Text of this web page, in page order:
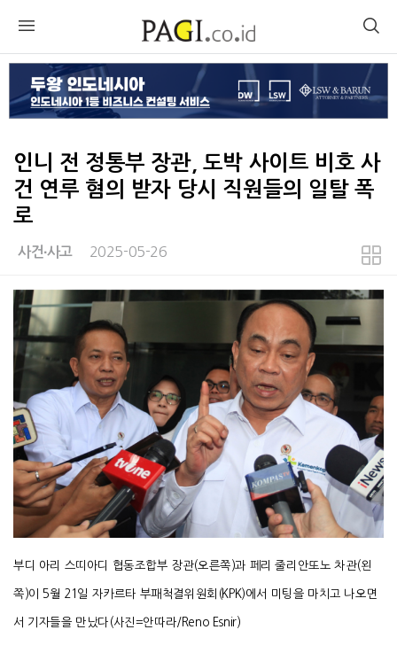
인니 전 정통부 장관, 도박 사이트 비호 사
건 연루 혐의 받자 당시 직원들의 일탈 폭
로
사건∙사고 2025-05-26
본문
부디 아리 스띠아디 협동조합부 장관(오른쪽)과 페리 줄리안또노 차관(왼
쪽)이 5월 21일 자카르타 부패척결위원회(KPK)에서 미팅을 마치고 나오면
서 기자들을 만났다(사진=안따라/Reno Esnir)